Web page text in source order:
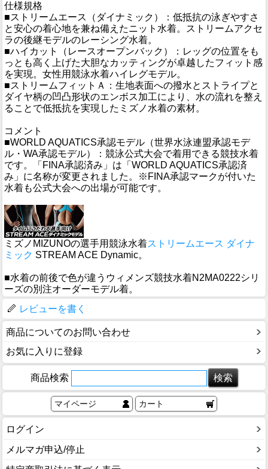
仕様規格
■ストリームエース（ダイナミック）：低抵抗の泳ぎやすさ
と安心の着心地を兼ね備えたニット水着。ストリームアクセ
ラの後継モデルのレーシング水着。
■ハイカット（レースオープンバック）：レッグの位置をも
っとも高く上げた大胆なカッティングが卓越したフィット感
を実現。女性用競泳水着ハイレグモデル。
■ストリームフィットＡ：生地表面への撥水とストライプと
ダイヤ柄の凹凸形状のエンボス加工により、水の流れを整え
ることで低抵抗を実現したミズノ水着の素材。
コメント
■WORLD AQUATICS承認モデル（世界水泳連盟承認モデ
ル・WA承認モデル）：競泳公式大会で着用できる競技水着
です。「FINA承認済み」は「WORLD AQUATICS承認済
み」に名称が変更されました。※FINA承認マークが付いた
水着も公式大会への出場が可能です。
ミズノMIZUNOの選手用競泳水着ストリームエース ダイナ
ミック STREAM ACE Dynamic。
■水着の前後で色が違うウィメンズ競技水着N2MA0222シリ
ーズの別注オーダーモデル着。
レビューを書く
商品についてのお問い合わせ
お気に入りに登録
商品検索
マイページ カート
ログイン
メルマガ申込/停止